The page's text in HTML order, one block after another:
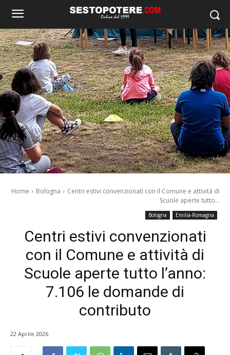
Home Bologna
Centri estivi convenzionati con il Comune e attività di
Scuole aperte tutto...
Bologna Emilia-Romagna
Centri estivi convenzionati
con il Comune e attività di
Scuole aperte tutto l’anno:
7.106 le domande di
contributo
22 Aprile 2026